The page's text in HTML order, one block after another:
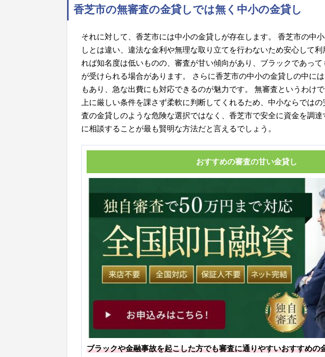
香芝市の無審査の金貸しでは無く中小の金貸し
それに対して、香芝市には中小の金貸しが存在します。 香芝市の中
しとは違い、違法な金利や無理な取り立てを行わないため安心して
れば知名度は低いものの、審査が甘い傾向があり、ブラックであっ
が受けられる場合があります。 さらに香芝市の中小の金貸しの中に
もあり、急な出費にも対応できるのが魅力です。 無審査というわけ
上に厳しい条件を課さず柔軟に判断してくれるため、中小ならでは
査の金貸しのような危険な選択ではなく、香芝市で安全に資金を調
に相談することが最も賢明な方法だと言えるでしょう。
おすすめの審査の甘い金貸し
ブラックや金融事故を起こした方でも審査に通りやすいおすすめの